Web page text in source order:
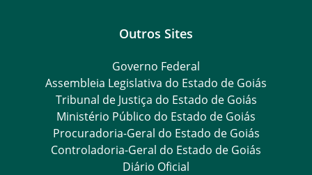
Outros Sites
Governo Federal
Assembleia Legislativa do Estado de Goiás
Tribunal de Justiça do Estado de Goiás
Ministério Público do Estado de Goiás
Procuradoria-Geral do Estado de Goiás
Controladoria-Geral do Estado de Goiás
Diário Oficial